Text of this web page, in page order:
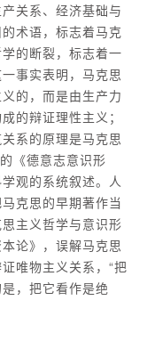
关系、经济基础与
术语，标志着马克
的断裂，标志着一
事实表明，马克思
的，而是由生产力
的辩证理性主义；
系的原理是马克思
《德意志意识形
观的系统叙述。人
克思的早期著作当
主义哲学与意识形
论》，误解马克思
唯物主义关系，“把
，把它看作是绝